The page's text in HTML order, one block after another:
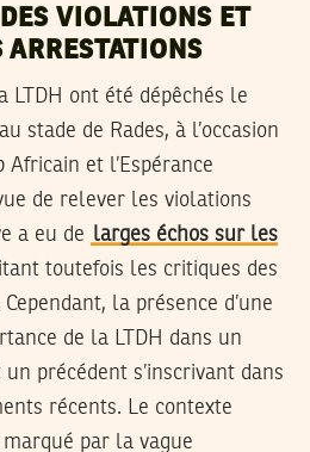
VIOLATIONS ET
ARRESTATIONS
LTDH ont été dépêchés le
stade de Rades, à l’occasion
et l’Espérance
de relever les violations
a eu de larges échos sur les
toutefois les critiques des
la présence d’une
de la LTDH dans un
précédent s’inscrivant dans
récents. Le contexte
par la vague